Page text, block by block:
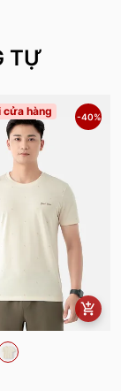
TỰ
cửa hàng -40%